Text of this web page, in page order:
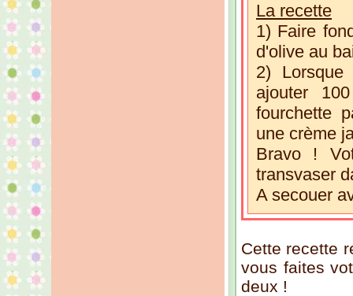
La recette
1) Faire
d'olive au
2)
ajouter
fourchette
une crème
Bravo !
transvaser
A secouer
Cette recette
vous faites
deux !